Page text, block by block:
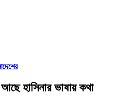
হাসিনার ভাষায় কথা